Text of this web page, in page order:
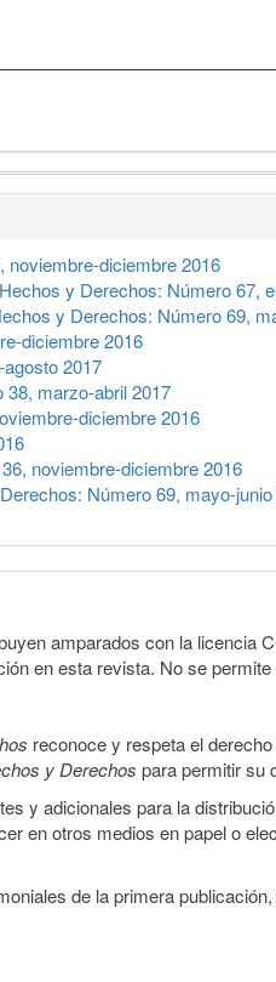
diciembre 2016
Hechos y Derechos: Número 67,
y Derechos: Número 69,
diciembre 2016
2017
marzo-abril 2017
diciembre 2016
noviembre-diciembre 2016
Número 69, mayo-
amparados con la licencia
en esta revista. No se
reconoce y respeta el
y Derechos para permitir su
y adicionales para la
en otros medios en papel o
de la primera